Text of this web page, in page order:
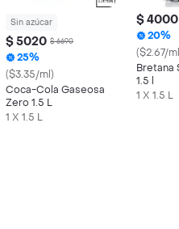
Sin azúcar
$ 5020 $ 6690
25%
($3.35/ml)
Coca-Cola Gaseosa
Zero 1.5 L
1 X 1.5 L
$ 4000
20%
($2.67/
Bretana
1.5 l
1 X 1.5 L